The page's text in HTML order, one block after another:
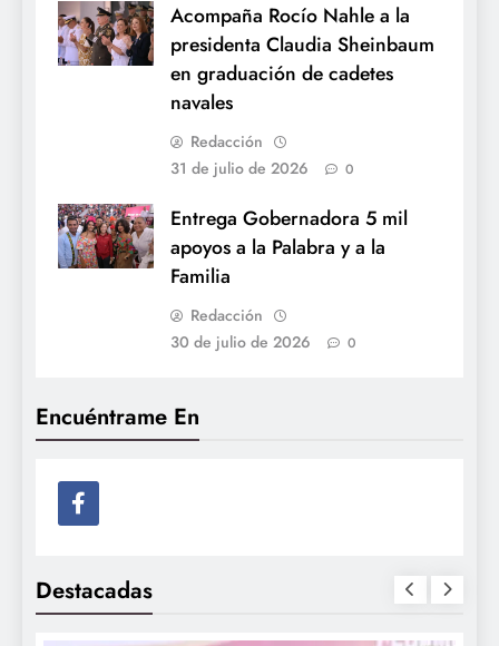
Encuéntrame En
Destacadas
Acompaña Rocío Nahle a la
presidenta Claudia Sheinbaum
en graduación de cadetes
navales
Redacción
31 de julio de 2026
0
Entrega Gobernadora 5 mil
apoyos a la Palabra y a la
Familia
Redacción
30 de julio de 2026
0